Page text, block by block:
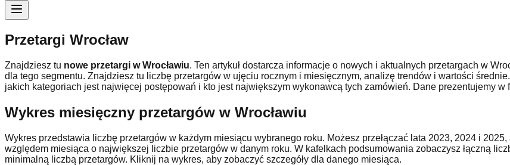
Przetargi Wrocław
Znajdziesz tu nowe przetargi w Wrocławiu. Ten artykuł dostarcza informacje o nowych i aktualnych przetargach w
dla tego segmentu. Znajdziesz tu liczbę przetargów w ujęciu rocznym i miesięcznym, analizę trendów i wartości
jakich kategoriach jest najwięcej postępowań i kto jest największym wykonawcą tych zamówień. Dane prezentujemy
Wykres miesięczny przetargów w Wrocławiu
Wykres przedstawia liczbę przetargów w każdym miesiącu wybranego roku. Możesz przełączać lata 2023, 2024 i
względem miesiąca o największej liczbie przetargów w danym roku. W kafelkach podsumowania zobaczysz łączną
minimalną liczbą przetargów. Kliknij na wykres, aby zobaczyć szczegóły dla danego miesiąca.